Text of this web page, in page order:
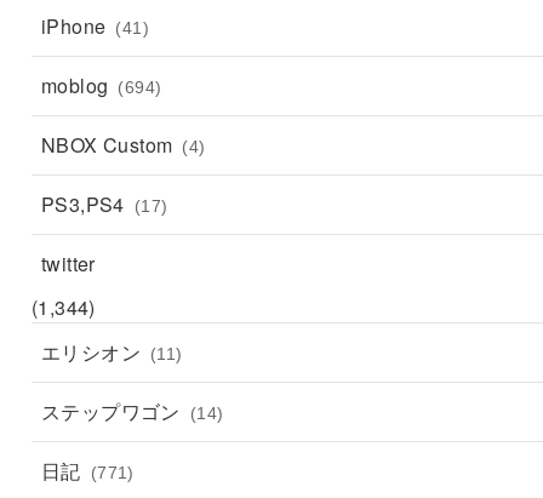
iPhone (41)
moblog (694)
NBOX Custom (4)
PS3,PS4 (17)
twitter
(1,344)
エリシオン
(11)
ステップワゴン (14)
日記 (771)